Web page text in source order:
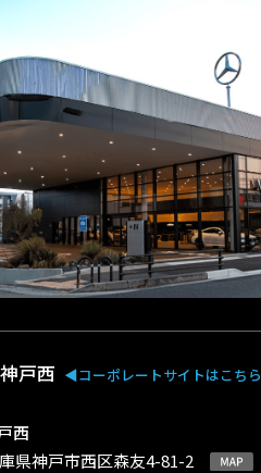
戸西 ◀︎コーポレートサイトはこちら
西
県神戸市西区森友4-81-2